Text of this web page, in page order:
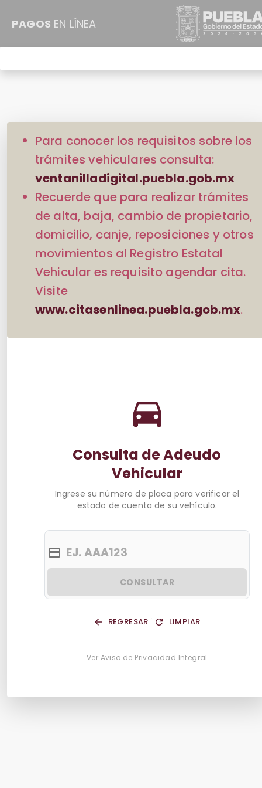
PAGOS EN LÍNEA
Para conocer los requisitos sobre los
trámites vehiculares consulta:
ventanilladigital.puebla.gob.mx
Recuerde que para realizar trámites
de alta, baja, cambio de propietario,
domicilio, canje, reposiciones y otros
movimientos al Registro Estatal
Vehicular es requisito agendar cita.
Visite
www.citasenlinea.puebla.gob.mx.
Consulta de Adeudo
Vehicular
Ingrese su número de placa para verificar el
estado de cuenta de su vehículo.
CONSULTAR
REGRESAR LIMPIAR
Ver Aviso de Privacidad Integral